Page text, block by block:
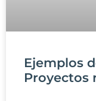
Ejemplos
Proyectos